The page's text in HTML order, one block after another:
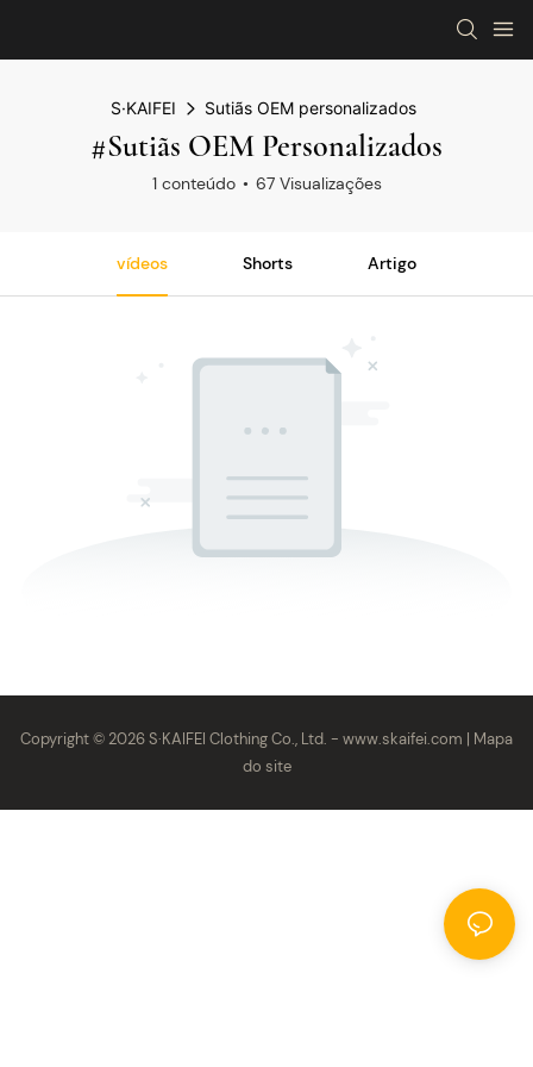
S·KAIFEI Sutiãs OEM personalizados
#Sutiãs OEM Personalizados
1 conteúdo 67 Visualizações
vídeos Shorts Artigo
Copyright © 2026 S·KAIFEI Clothing Co., Ltd. - www.skaifei.com | Mapa
do site